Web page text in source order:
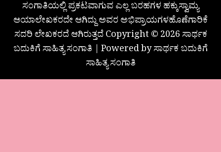
ಸಂಗಾತಿಯಲ್ಲಿ ಪ್ರಕಟವಾಗುವ ಎಲ್ಲ ಬರಹಗಳ ಹಕ್ಕುಸ್ವಾಮ್ಯ
ಆಯಾಲೇಖಕರದೇ ಆಗಿದ್ದು ಅವರ ಅಭಿಪ್ರಾಯಗಳಹೊಣೆಗಾರಿಕೆ
ಸದರಿ ಲೇಖಕರದೆ ಆಗಿರುತ್ತದೆ Copyright © 2026 ಸಾರ್ಥಕ
ಬದುಕಿಗೆ ಸಾಹಿತ್ಯ ಸಂಗಾತಿ | Powered by ಸಾರ್ಥಕ ಬದುಕಿಗೆ
ಸಾಹಿತ್ಯ ಸಂಗಾತಿ